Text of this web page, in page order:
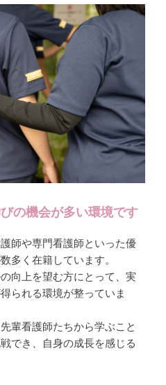
の機会が多い環境です
師や専門看護師といった優
多く在籍しています。
向上を望む方にとって、実
られる環境が整っていま
輩看護師たちから学ぶこと
でき、自身の成長を感じる